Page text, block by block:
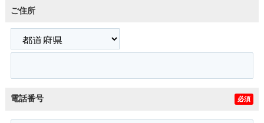
ご住所
電話番号 必須